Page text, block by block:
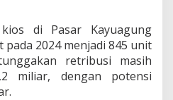
di Pasar Kayuagung
2024 menjadi 845 unit
retribusi masih
miliar, dengan potensi